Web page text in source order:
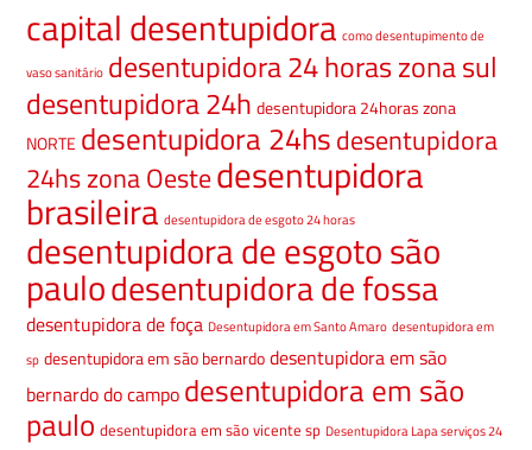
capital desentupidora como desentupimento de
vaso sanitário desentupidora 24 horas zona sul
desentupidora 24h desentupidora 24horas zona
NORTE desentupidora 24hsdesentupidora
24hs zona Oestedesentupidora
brasileira desentupidora de esgoto 24 horas
desentupidora de esgoto são
paulodesentupidora de fossa
desentupidora de foça Desentupidora em Santo Amaro desentupidora em
sp desentupidora em são bernardo desentupidora em são
bernardo do campo desentupidora em são
paulo desentupidora em são vicente sp Desentupidora Lapa serviços 24